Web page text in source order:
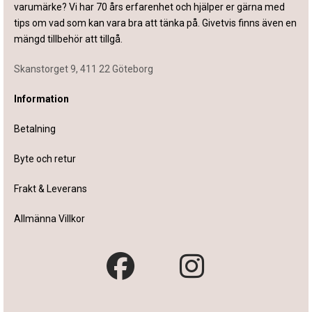
varumärke? Vi har 70 års erfarenhet och hjälper er gärna med
tips om vad som kan vara bra att tänka på. Givetvis finns även en
mängd tillbehör att tillgå.
Skanstorget 9, 411 22 Göteborg
Information
Betalning
Byte och retur
Frakt & Leverans
Allmänna Villkor